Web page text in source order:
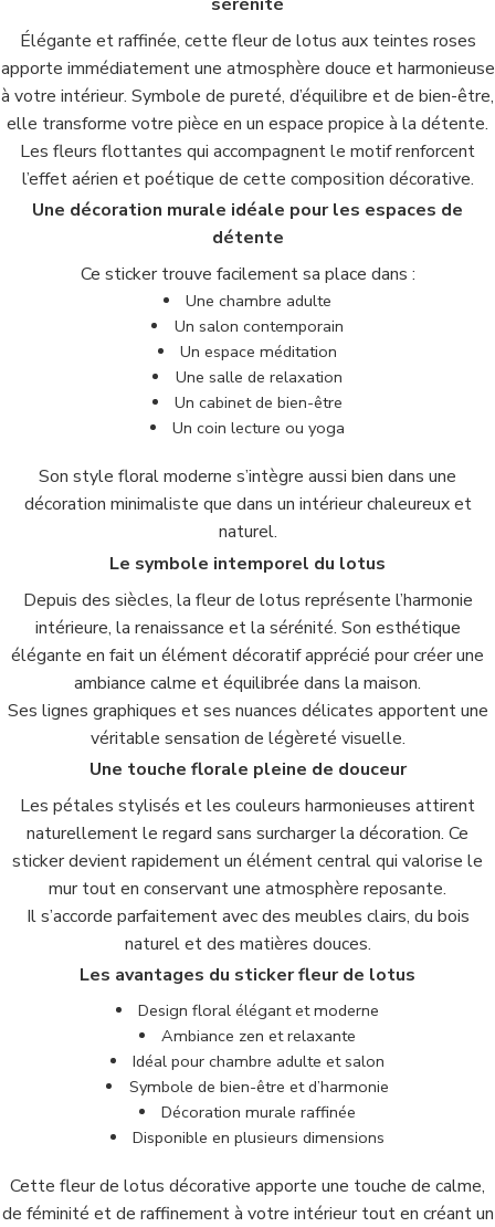
Élégante et raffinée, cette fleur de lotus aux teintes roses
apporte immédiatement une atmosphère douce et harmonieuse
à votre intérieur. Symbole de pureté, d’équilibre et de bien-être,
elle transforme votre pièce en un espace propice à la détente.
Les fleurs flottantes qui accompagnent le motif renforcent
l’effet aérien et poétique de cette composition décorative.
Une décoration murale idéale pour les espaces de
détente
Ce sticker trouve facilement sa place dans :
Une chambre adulte
Un salon contemporain
Un espace méditation
Une salle de relaxation
Un cabinet de bien-être
Un coin lecture ou yoga
Son style floral moderne s’intègre aussi bien dans une
décoration minimaliste que dans un intérieur chaleureux et
naturel.
Le symbole intemporel du lotus
Depuis des siècles, la fleur de lotus représente l’harmonie
intérieure, la renaissance et la sérénité. Son esthétique
élégante en fait un élément décoratif apprécié pour créer une
ambiance calme et équilibrée dans la maison.
Ses lignes graphiques et ses nuances délicates apportent une
véritable sensation de légèreté visuelle.
Une touche florale pleine de douceur
Les pétales stylisés et les couleurs harmonieuses attirent
naturellement le regard sans surcharger la décoration. Ce
sticker devient rapidement un élément central qui valorise le
mur tout en conservant une atmosphère reposante.
Il s’accorde parfaitement avec des meubles clairs, du bois
naturel et des matières douces.
Les avantages du sticker fleur de lotus
Design floral élégant et moderne
Ambiance zen et relaxante
Idéal pour chambre adulte et salon
Symbole de bien-être et d’harmonie
Décoration murale raffinée
Disponible en plusieurs dimensions
Cette fleur de lotus décorative apporte une touche de calme,
de féminité et de raffinement à votre intérieur tout en créant un